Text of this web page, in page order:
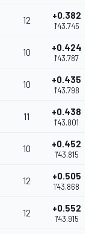
12 +0.382
1'43.745
10 +0.424
1'43.787
10 +0.435
1'43.798
11 +0.438
1'43.801
10 +0.452
1'43.815
12 +0.505
1'43.868
12 +0.552
1'43.915